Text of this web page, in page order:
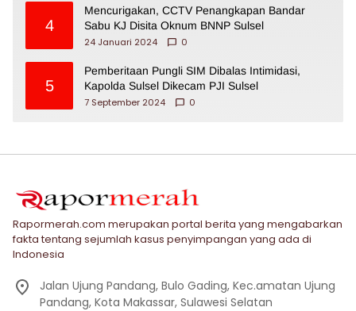
4
Mencurigakan, CCTV Penangkapan Bandar
Sabu KJ Disita Oknum BNNP Sulsel
24 Januari 2024
0
5
Pemberitaan Pungli SIM Dibalas Intimidasi,
Kapolda Sulsel Dikecam PJI Sulsel
7 September 2024
0
Rapormerah.com merupakan portal berita yang mengabarkan
fakta tentang sejumlah kasus penyimpangan yang ada di
Indonesia
Jalan Ujung Pandang, Bulo Gading, Kec.amatan Ujung
Pandang, Kota Makassar, Sulawesi Selatan